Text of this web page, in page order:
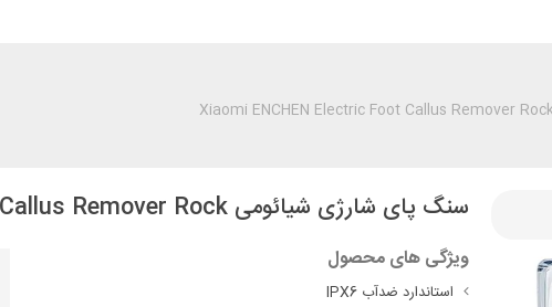
سنگ پای شارژی شیائومی Xiaomi ENCHEN Electric Foot Callus Remover Rock
ویژگی های محصول
استاندارد ضدآب IPX6